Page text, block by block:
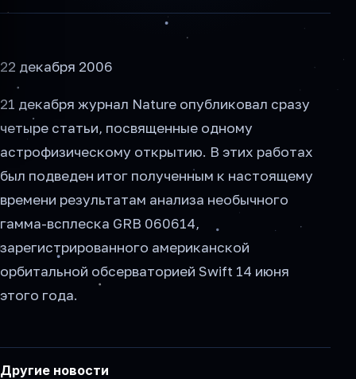
22 декабря 2006
21 декабря журнал Nature опубликовал сразу
четыре статьи, посвященные одному
астрофизическому открытию. В этих работах
был подведен итог полученным к настоящему
времени результатам анализа необычного
гамма-всплеска GRB 060614,
зарегистрированного американской
орбитальной обсерваторией Swift 14 июня
этого года.
Другие новости